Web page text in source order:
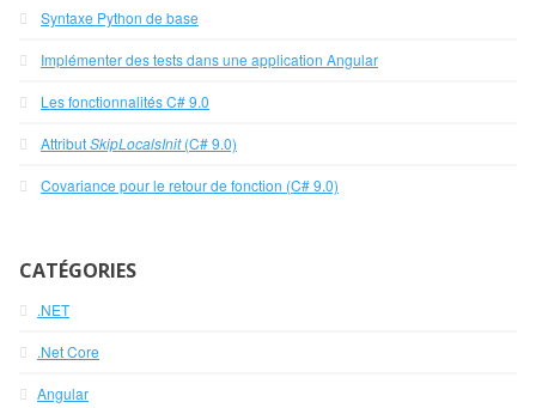
Syntaxe Python de base
Implémenter des tests dans une application Angular
Les fonctionnalités C# 9.0
AttributSkipLocalsInit(C# 9.0)
Covariance pour le retour de fonction (C# 9.0)
CATÉGORIES
.NET
.Net Core
Angular